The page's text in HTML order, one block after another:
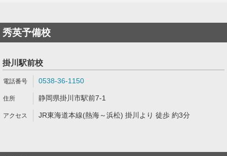
秀英予備校
掛川駅前校
0538-36-1150
静岡県掛川市駅前7-1
JR東海道本線(熱海～浜松) 掛川より 徒歩 約3分